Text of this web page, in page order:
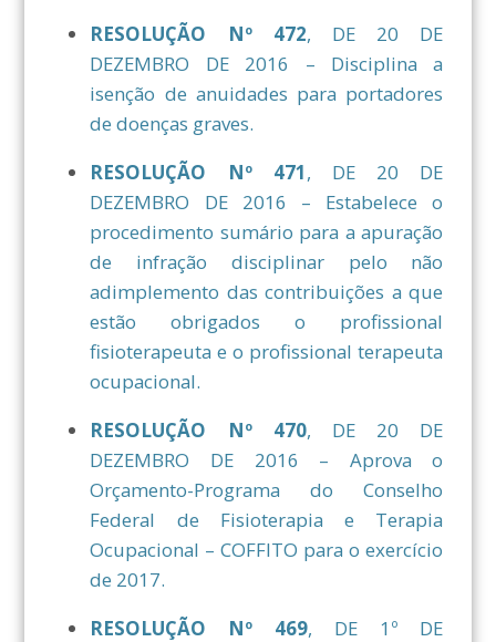
RESOLUÇÃO Nº 472, DE 20 DE
DEZEMBRO DE 2016 – Disciplina a
isenção de anuidades para portadores
de doenças graves.
RESOLUÇÃO Nº 471, DE 20 DE
DEZEMBRO DE 2016 – Estabelece o
procedimento sumário para a apuração
de infração disciplinar pelo não
adimplemento das contribuições a que
estão obrigados o profissional
fisioterapeuta e o profissional terapeuta
ocupacional.
RESOLUÇÃO Nº 470, DE 20 DE
DEZEMBRO DE 2016 – Aprova o
Orçamento-Programa do Conselho
Federal de Fisioterapia e Terapia
Ocupacional – COFFITO para o exercício
de 2017.
RESOLUÇÃO Nº 469, DE 1º DE